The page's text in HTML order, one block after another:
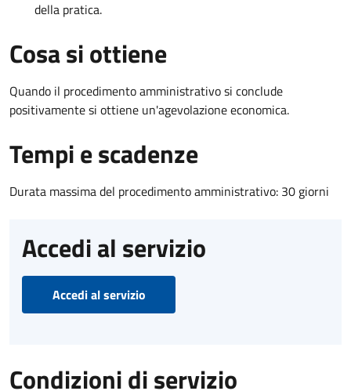
della pratica.
Cosa si ottiene
Quando il procedimento amministrativo si conclude
positivamente si ottiene un'agevolazione economica.
Tempi e scadenze
Durata massima del procedimento amministrativo: 30 giorni
Accedi al servizio
Accedi al servizio
Condizioni di servizio